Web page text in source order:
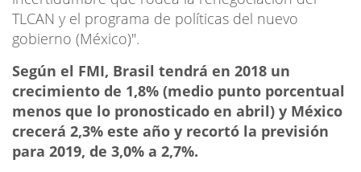
TLCAN y el programa de políticas del nuevo
gobierno (México)".
Según el FMI, Brasil tendrá en 2018 un
crecimiento de 1,8% (medio punto porcentual
menos que lo pronosticado en abril) y México
crecerá 2,3% este año y recortó la previsión
para 2019, de 3,0% a 2,7%.